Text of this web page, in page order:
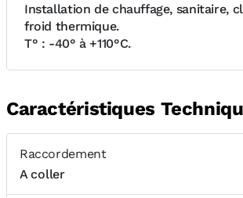
Installation de chauffage, sanitaire,
froid thermique.
T° : -40° à +110°C.
Caractéristiques
Raccordement
A coller